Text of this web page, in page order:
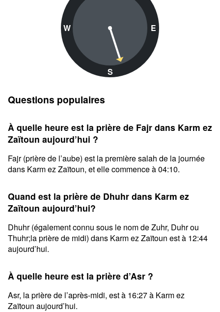
W
S
E
Questions populaires
À quelle heure est la prière de Fajr dans Karm ez
Zaïtoun aujourd’hui ?
Fajr (prière de l’aube) est la première salah de la journée
dans Karm ez Zaïtoun, et elle commence à 04:10.
Quand est la prière de Dhuhr dans Karm ez
Zaïtoun aujourd’hui?
Dhuhr (également connu sous le nom de Zuhr, Duhr ou
Thuhr;la prière de midi) dans Karm ez Zaïtoun est à 12:44
aujourd’hui.
À quelle heure est la prière d’Asr ?
Asr, la prière de l’après-midi, est à 16:27 à Karm ez
Zaïtoun aujourd’hui.